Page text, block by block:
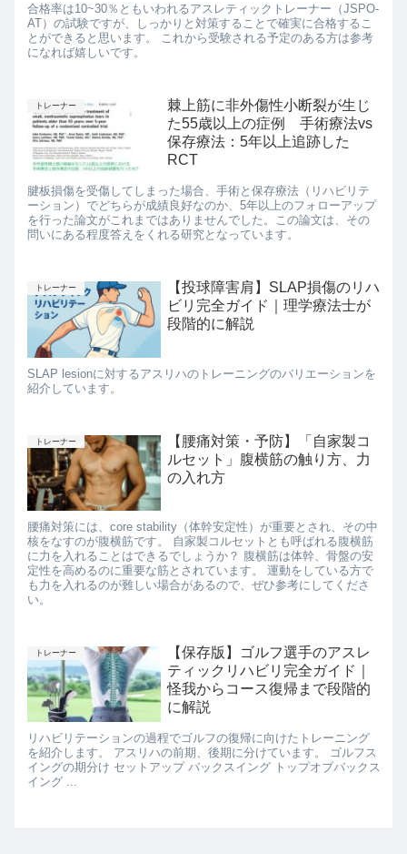
合格率は10~30％ともいわれるアスレティックトレーナー（JSPO-
AT）の試験ですが、しっかりと対策することで確実に合格するこ
とができると思います。 これから受験される予定のある方は参考
になれば嬉しいです。
トレーナー
棘上筋に非外傷性小断裂が生じ
た55歳以上の症例 手術療法vs
保存療法：5年以上追跡した
RCT
腱板損傷を受傷してしまった場合、手術と保存療法（リハビリテ
ーション）でどちらが成績良好なのか、5年以上のフォローアップ
を行った論文がこれまではありませんでした。この論文は、その
問いにある程度答えをくれる研究となっています。
トレーナー
【投球障害肩】SLAP損傷のリハ
ビリ完全ガイド｜理学療法士が
段階的に解説
SLAP lesionに対するアスリハのトレーニングのバリエーションを
紹介しています。
トレーナー
【腰痛対策・予防】「自家製コ
ルセット」腹横筋の触り方、力
の入れ方
腰痛対策には、core stability（体幹安定性）が重要とされ、その中
核をなすのが腹横筋です。 自家製コルセットとも呼ばれる腹横筋
に力を入れることはできるでしょうか？ 腹横筋は体幹、骨盤の安
定性を高めるのに重要な筋とされています。 運動をしている方で
も力を入れるのが難しい場合があるので、ぜひ参考にしてくださ
い。
トレーナー
【保存版】ゴルフ選手のアスレ
ティックリハビリ完全ガイド｜
怪我からコース復帰まで段階的
に解説
リハビリテーションの過程でゴルフの復帰に向けたトレーニング
を紹介します。 アスリハの前期、後期に分けています。 ゴルフス
イングの期分け セットアップ バックスイング トップオブバックス
イング ...